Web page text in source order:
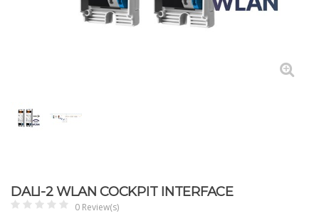
DALI-2 WLAN COCKPIT INTERFACE
0 Review(s)